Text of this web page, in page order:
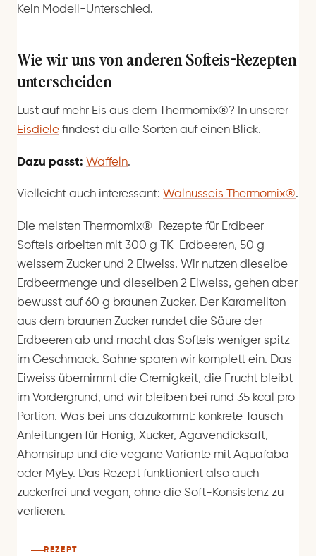
Kein Modell-Unterschied.
Wie wir uns von anderen Softeis-Rezepten
unterscheiden
Lust auf mehr Eis aus dem Thermomix®? In unserer
Eisdiele findest du alle Sorten auf einen Blick.
Dazu passt: Waffeln.
Vielleicht auch interessant: Walnusseis Thermomix®.
Die meisten Thermomix®-Rezepte für Erdbeer-
Softeis arbeiten mit 300 g TK-Erdbeeren, 50 g
weissem Zucker und 2 Eiweiss. Wir nutzen dieselbe
Erdbeermenge und dieselben 2 Eiweiss, gehen aber
bewusst auf 60 g braunen Zucker. Der Karamellton
aus dem braunen Zucker rundet die Säure der
Erdbeeren ab und macht das Softeis weniger spitz
im Geschmack. Sahne sparen wir komplett ein. Das
Eiweiss übernimmt die Cremigkeit, die Frucht bleibt
im Vordergrund, und wir bleiben bei rund 35 kcal pro
Portion. Was bei uns dazukommt: konkrete Tausch-
Anleitungen für Honig, Xucker, Agavendicksaft,
Ahornsirup und die vegane Variante mit Aquafaba
oder MyEy. Das Rezept funktioniert also auch
zuckerfrei und vegan, ohne die Soft-Konsistenz zu
verlieren.
REZEPT